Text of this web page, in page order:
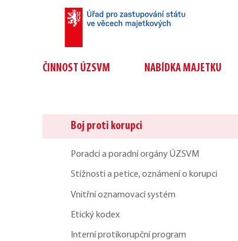
ČINNOST ÚZSVM NABÍDKA MAJETKU
Boj proti korupci
Poradci a poradní orgány ÚZSVM
Stížnosti a petice, oznámení o korupci
Vnitřní oznamovací systém
Etický kodex
Interní protikorupční program